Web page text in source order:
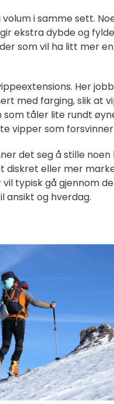
i samme sett.
ekstra dybde og
som vil ha litt mer
Her
med farging, slik at
tåler lite rundt
vipper som
det seg å stille
diskret eller mer
typisk gå gjennom
ansikt og hverdag.